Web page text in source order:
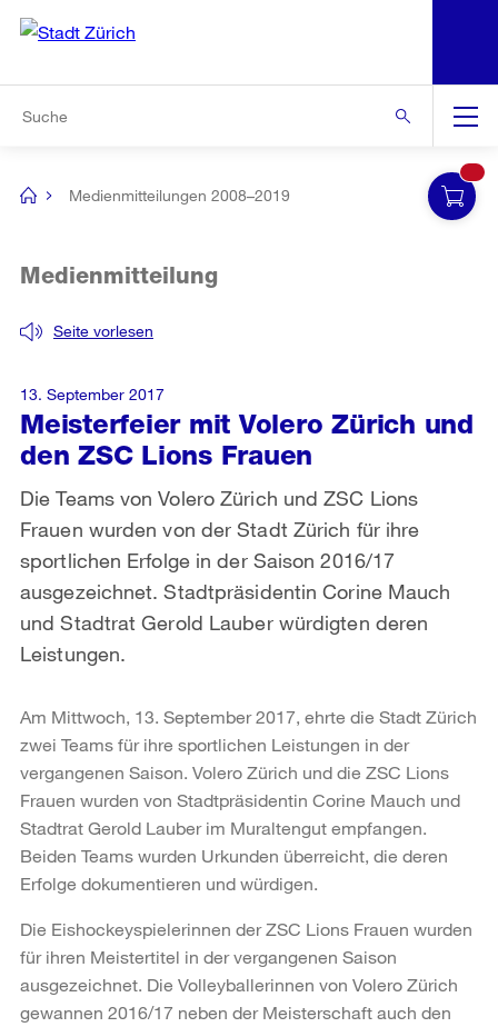
Navigation
[no
Medienmitteilungen 2008–2019
Meisterfeier mit Volero Zürich und
den ZSC Lions Frauen
Seite vorlesen
Medienmitteilung
Die Teams von Volero Zürich und ZSC Lions
Frauen wurden von der Stadt Zürich für ihre
sportlichen Erfolge in der Saison 2016/17
ausgezeichnet. Stadtpräsidentin Corine Mauch
und Stadtrat Gerold Lauber würdigten deren
Leistungen.
13. September 2017
Am Mittwoch, 13. September 2017, ehrte die Stadt Zürich
zwei Teams für ihre sportlichen Leistungen in der
vergangenen Saison. Volero Zürich und die ZSC Lions
Frauen wurden von Stadtpräsidentin Corine Mauch und
Stadtrat Gerold Lauber im Muraltengut empfangen.
Beiden Teams wurden Urkunden überreicht, die deren
Erfolge dokumentieren und würdigen.
Die Eishockeyspielerinnen der ZSC Lions Frauen wurden
für ihren Meistertitel in der vergangenen Saison
ausgezeichnet. Die Volleyballerinnen von Volero Zürich
gewannen 2016/17 neben der Meisterschaft auch den